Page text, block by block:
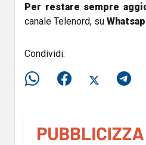
Per restare sempre
canale Telenord, su
Condividi: